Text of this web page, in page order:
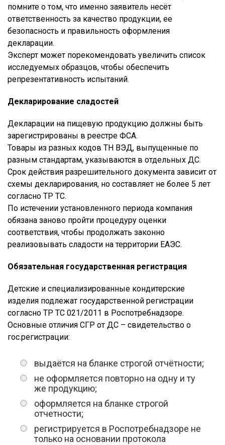
помните о том, что именно заявитель несёт
ответственность за качество продукции, ее
безопасность и правильность оформления
декларации.
Эксперт может порекомендовать увеличить список
исследуемых образцов, чтобы обеспечить
репрезентативность испытаний.
Декларирование сладостей
Декларации на пищевую продукцию должны быть
зарегистрированы в реестре ФСА.
Товары из разных кодов ТН ВЭД, выпущенные по
разным стандартам, указываются в отдельных ДС.
Срок действия разрешительного документа зависит от
схемы декларирования, но составляет не более 5 лет
согласно ТР ТС.
По истечении установленного периода компания
обязана заново пройти процедуру оценки
соответствия, чтобы продолжать законно
реализовывать сладости на территории ЕАЭС.
Обязательная государственная регистрация
Детские и специализированные кондитерские
изделия подлежат государственной регистрации
согласно ТР ТС 021/2011 в Роспотребнадзоре.
Основные отличия СГР от ДС – свидетельство о
гос.регистрации:
выдаётся на бланке строгой отчётности;
не оформляется повторно на одну и ту
же продукцию;
оформляется на бланке строгой
отчетности;
регистрируется в Роспотребнадзоре не
только на основании протокола